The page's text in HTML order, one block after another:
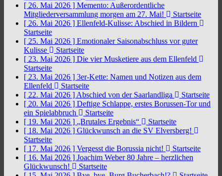
[ 26. Mai 2026 ] Memento: Außerordentliche
Mitgliederversammlung morgen am 27. Mai!
Startseite
[ 26. Mai 2026 ] Ellenfeld-Kulisse: Abschied in Bildern
Startseite
[ 25. Mai 2026 ] Emotionaler Saisonabschluss vor guter
Kulisse
Startseite
[ 23. Mai 2026 ] Die vier Musketiere aus dem Ellenfeld
Startseite
[ 23. Mai 2026 ] 3er-Kette: Namen und Notizen aus dem
Ellenfeld
Startseite
[ 22. Mai 2026 ] Abschied von der Saarlandliga
Startseite
[ 20. Mai 2026 ] Deftige Schlappe, erstes Borussen-Tor und
ein Spielabbruch
Startseite
[ 19. Mai 2026 ] „Brutales Ergebnis“
Startseite
[ 18. Mai 2026 ] Glückwunsch an die SV Elversberg!
Startseite
[ 17. Mai 2026 ] Vergesst die Borussia nicht!
Startseite
[ 16. Mai 2026 ] Joachim Weber 80 Jahre – herzlichen
Glückwunsch!
Startseite